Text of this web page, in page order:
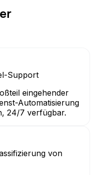
Support
eingehender
Automatisierung
24/7 verfügbar.
von